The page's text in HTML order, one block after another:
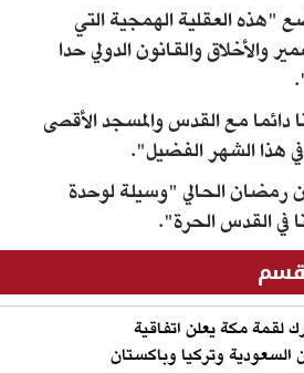
"هذه العقلية الهمجية التي
والأخلاق والقانون الدولي حدا
دائما مع القدس والمسجد الأقصى
هذا الشهر الفضيل".
رمضان الحالي "وسيلة لوحدة
في القدس الحرة".
لقمة مكة يعلن اتفاقية
السعودية وتركيا وباكستان